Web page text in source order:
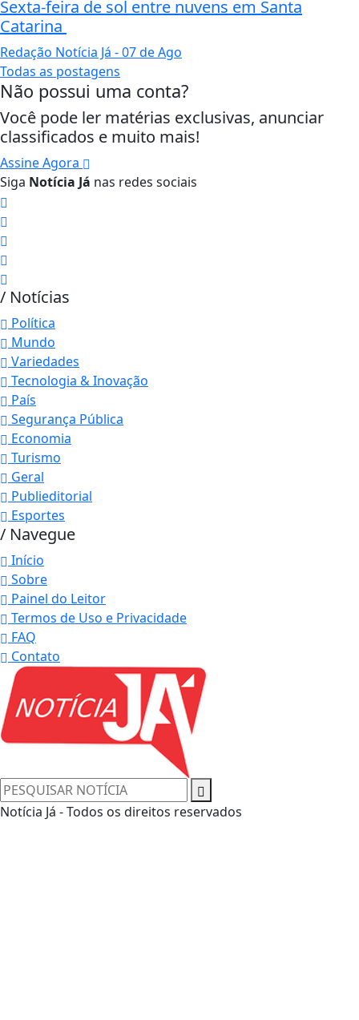
Sexta-feira de sol entre nuvens em Santa
Catarina
Redação Notícia Já - 07 de Ago
Todas as postagens
Não possui uma conta?
Você pode ler matérias exclusivas, anunciar
classificados e muito mais!
Assine Agora
Siga Notícia Já nas redes sociais
/ Notícias
Política
Mundo
Variedades
Tecnologia & Inovação
País
Segurança Pública
Economia
Turismo
Geral
Publieditorial
Esportes
/ Navegue
Início
Sobre
Painel do Leitor
Termos de Uso e Privacidade
FAQ
Contato
Notícia Já - Todos os direitos reservados